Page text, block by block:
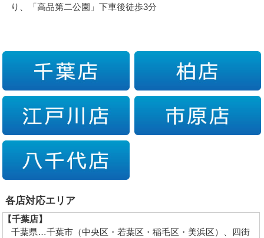
り、「高品第二公園」下車後徒歩3分
各店対応エリア
【千葉店】
千葉県…千葉市（中央区・若葉区・稲毛区・美浜区）、四街